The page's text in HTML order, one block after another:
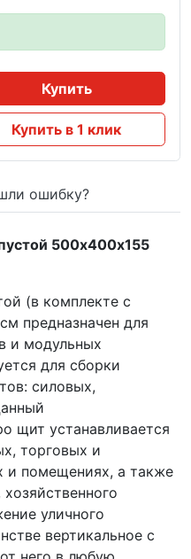
Купить
Купить в 1 клик
ошибку?
500х400х155
(в комплекте с
предназначен для
и модульных
для сборки
силовых,
щит устанавливается
торговых и
и помещениях, а также
уличного
вертикальное с